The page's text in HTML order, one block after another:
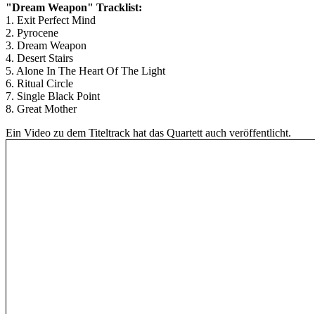
"Dream Weapon" Tracklist:
1. Exit Perfect Mind
2. Pyrocene
3. Dream Weapon
4. Desert Stairs
5. Alone In The Heart Of The Light
6. Ritual Circle
7. Single Black Point
8. Great Mother
Ein Video zu dem Titeltrack hat das Quartett auch veröffentlicht.